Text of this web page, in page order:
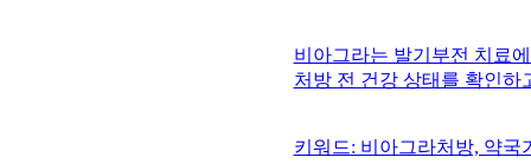
비아그라는 발기부전 치료
처방 전 건강 상태를 확인하
키워드: 비아그라처방, 약국